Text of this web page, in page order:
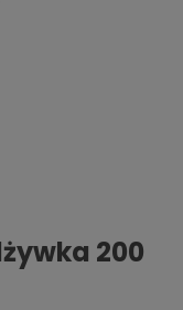
200